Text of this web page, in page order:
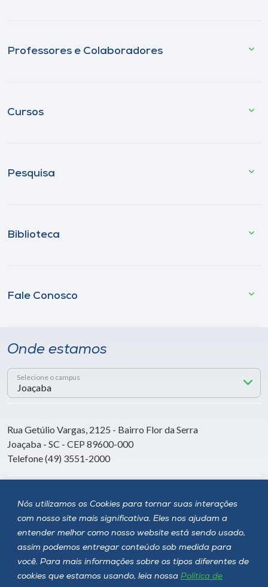
Nós utilizamos os Cookies para tornar suas interações
com nosso site mais significativa. Eles nos ajudam a
entender melhor como nosso website está sendo usado,
assim podemos entregar conteúdo sob medida para
você. Para mais informações sobre os tipos diferentes de
cookies que estamos usando, leia nossa Política de
Professores e Colaboradores
Cursos
Pesquisa
Biblioteca
Fale Conosco
Onde estamos
Selecione o campus
Rua Getúlio Vargas, 2125 - Bairro Flor da Serra
Joaçaba - SC - CEP 89600-000
Telefone (49) 3551-2000
Siga a Unoesc